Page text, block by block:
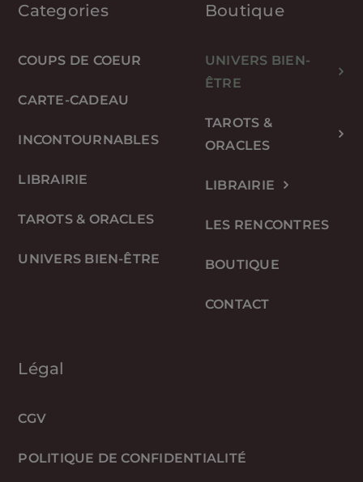
Categories
COUPS DE COEUR
CARTE-CADEAU
INCONTOURNABLES
LIBRAIRIE
TAROTS & ORACLES
UNIVERS BIEN-ÊTRE
Boutique
UNIVERS BIEN-
ÊTRE
TAROTS &
ORACLES
LIBRAIRIE
LES RENCONTRES
BOUTIQUE
CONTACT
Légal
CGV
POLITIQUE DE CONFIDENTIALITÉ